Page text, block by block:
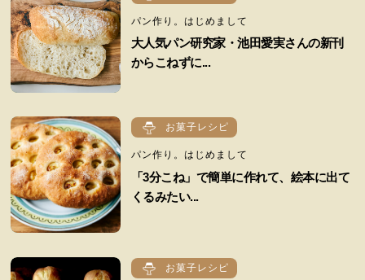
パン作り。はじめまして
大人気パン研究家・池田愛実さんの新刊
からこねずに...
お菓子レシピ
パン作り。はじめまして
「3分こね」で簡単に作れて、絵本に出て
くるみたい...
お菓子レシピ